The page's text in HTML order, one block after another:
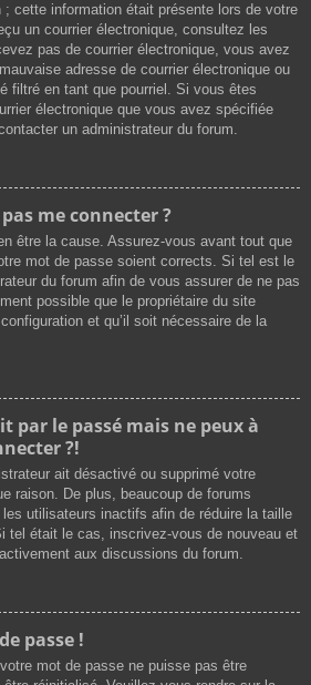
cette information était présente lors de votre
un courrier électronique, consultez les
pas de courrier électronique, vous avez
adresse de courrier électronique ou
filtré en tant que pourriel. Si vous êtes
électronique que vous avez spécifiée
un administrateur du forum.
me connecter ?
être la cause. Assurez-vous avant tout que
mot de passe soient corrects. Si tel est le
du forum afin de vous assurer de ne pas
possible que le propriétaire du site
et qu’il soit nécessaire de la
par le passé mais ne peux à
?!
ait désactivé ou supprimé votre
raison. De plus, beaucoup de forums
utilisateurs inactifs afin de réduire la taille
tel était le cas, inscrivez-vous de nouveau et
aux discussions du forum.
passe !
mot de passe ne puisse pas être